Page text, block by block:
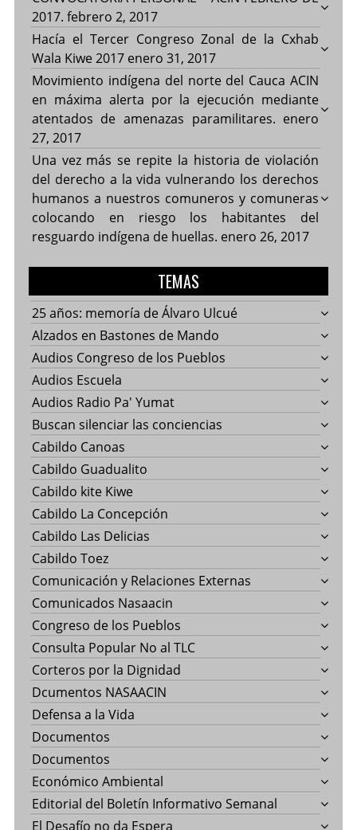
2017. febrero 2, 2017
Hacía el Tercer Congreso Zonal de la Cxhab
Wala Kiwe 2017 enero 31, 2017
Movimiento indígena del norte del Cauca ACIN
en máxima alerta por la ejecución mediante
atentados de amenazas paramilitares. enero
27, 2017
Una vez más se repite la historia de violación
del derecho a la vida vulnerando los derechos
humanos a nuestros comuneros y comuneras
colocando en riesgo los habitantes del
resguardo indígena de huellas. enero 26, 2017
TEMAS
25 años: memoría de Álvaro Ulcué
Alzados en Bastones de Mando
Audios Congreso de los Pueblos
Audios Escuela
Audios Radio Pa' Yumat
Buscan silenciar las conciencias
Cabildo Canoas
Cabildo Guadualito
Cabildo kite Kiwe
Cabildo La Concepción
Cabildo Las Delicias
Cabildo Toez
Comunicación y Relaciones Externas
Comunicados Nasaacin
Congreso de los Pueblos
Consulta Popular No al TLC
Corteros por la Dignidad
Dcumentos NASAACIN
Defensa a la Vida
Documentos
Documentos
Económico Ambiental
Editorial del Boletín Informativo Semanal
El Desafío no da Espera